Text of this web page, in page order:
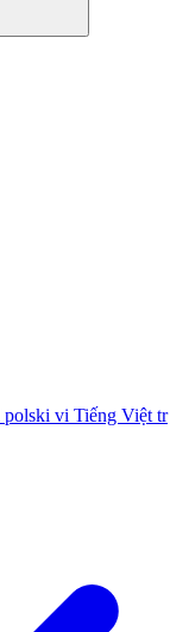
polski vi Tiếng Việt tr